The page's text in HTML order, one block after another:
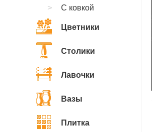
С ковкой
Цветники
Столики
Лавочки
Вазы
Плитка